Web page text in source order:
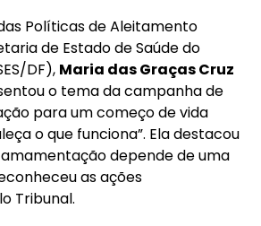
Políticas de Aleitamento
de Estado de Saúde do
DF), Maria das Graças Cruz
o tema da campanha de
para um começo de vida
o que funciona”. Ela destacou
depende de uma
as ações
Tribunal.